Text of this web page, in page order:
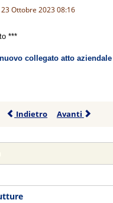
Ottobre 2023 08:16
***
collegato atto aziendale
Indietro Avanti